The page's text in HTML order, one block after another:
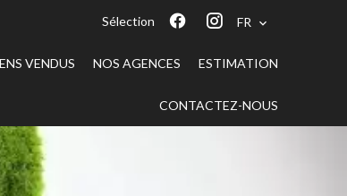
Sélection FR
VENDUS NOS AGENCES ESTIMATION
CONTACTEZ-NOUS